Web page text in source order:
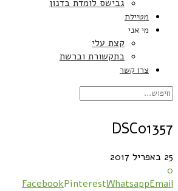
גבישס לומדת בדנון
מטיילת
מי אני
קצת עלי
בתקשורת וברשת
צרו קשר
DSC01357
25 באפריל 2017
0
FacebookPinterestWhatsappEmail